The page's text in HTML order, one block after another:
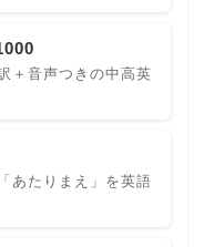
＋音声つきの中高英
あたりまえ」を英語